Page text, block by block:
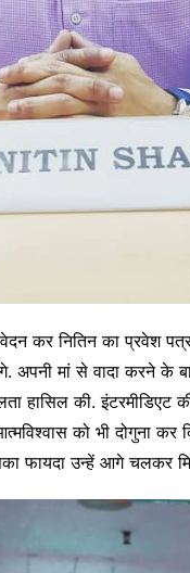
कर नितिन का प्रवेश पत्र
अपनी मां से वादा करने के
हासिल की. इंटरमीडिएट
को भी दोगुना कर
फायदा उन्हें आगे चलकर